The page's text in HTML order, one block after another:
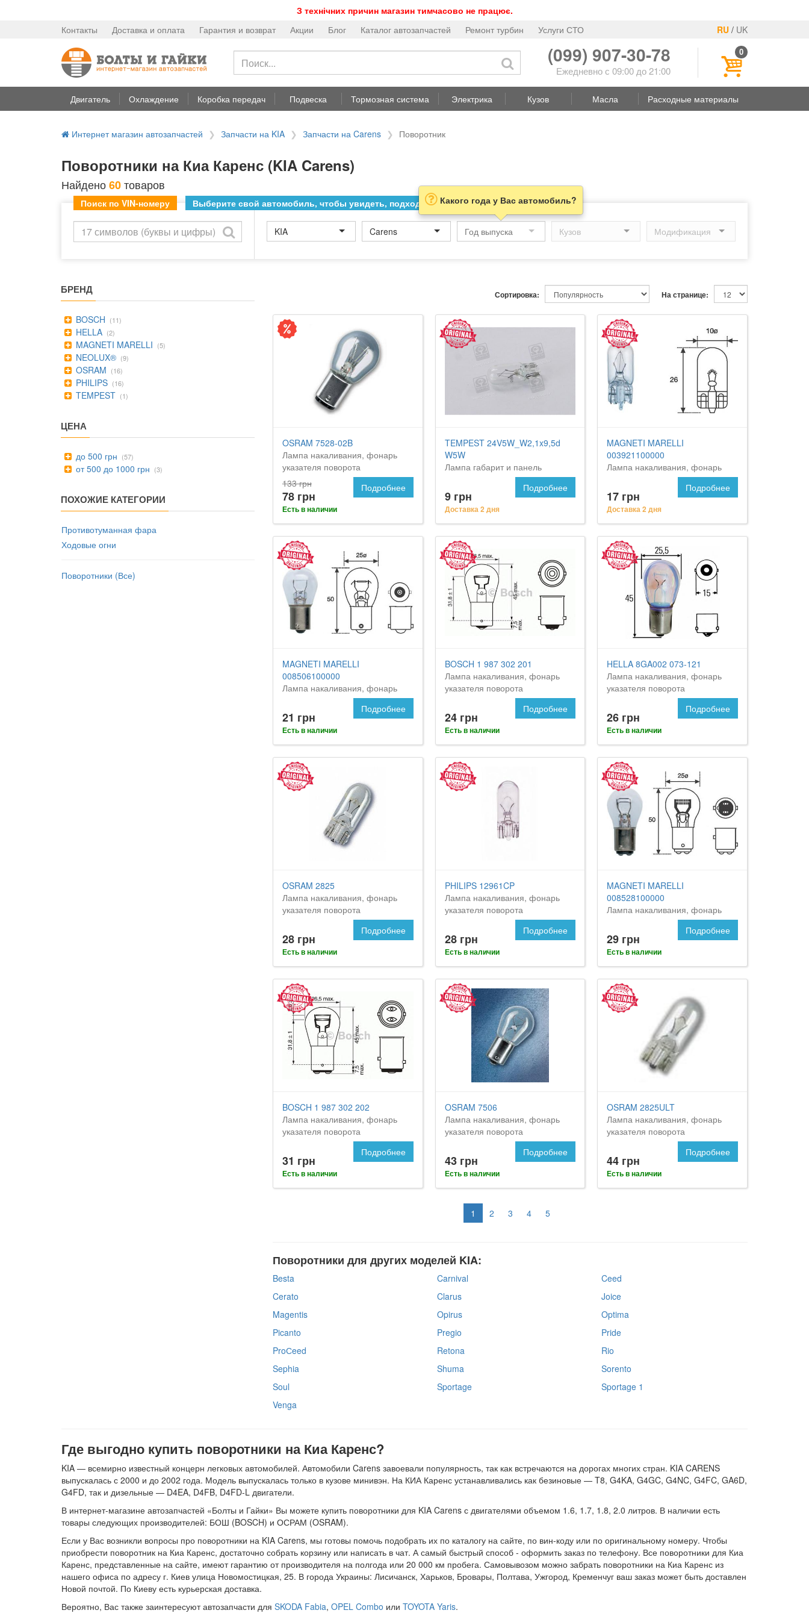
З технічних причин магазин тимчасово не працює.
RU / UK
Контакты Доставка и оплата Гарантия и возврат Акции Блог Каталог автозапчастей Ремонт турбин Услуги СТО
(099) 907-30-78
Ежедневно с 09:00 до 21:00
0
Двигатель Охлаждение Коробка передач Подвеска Тормозная система Электрика Кузов Масла Расходные материалы
Интернет магазин автозапчастей Запчасти на KIA Запчасти на Carens Поворотник
Поворотники на Киа Каренс (KIA Carens)
Найдено60товаров
Поиск по VIN-номеру Выберите свой автомобиль, чтобы увидеть, подходит ли товар к нему
KIA Carens
Какого года у Вас автомобиль?
БРЕНД
BOSCH (11)
HELLA (2)
MAGNETI MARELLI (5)
NEOLUX® (9)
OSRAM (16)
PHILIPS (16)
TEMPEST (1)
ЦЕНА
до 500 грн (57)
от 500 до 1000 грн (3)
ПОХОЖИЕ КАТЕГОРИИ
Противотуманная фара
Ходовые огни
Поворотники (Все)
На странице:
Сортировка:
OSRAM 7528-02B
Лампа накаливания, фонарь
указателя поворота
133 грн
78 грн
Есть в наличии
Подробнее
TEMPEST 24V5W_W2,1x9,5d
W5W
Лампа габарит и панель
приборов w2,1x9,5d w5w 24v 5w
<tempest>
9 грн
Доставка 2 дня
Подробнее
MAGNETI MARELLI
003921100000
Лампа накаливания, фонарь
освещения номерного знака
17 грн
Доставка 2 дня
Подробнее
MAGNETI MARELLI
008506100000
Лампа накаливания, фонарь
указателя поворота
21 грн
Есть в наличии
Подробнее
BOSCH 1 987 302 201
Лампа накаливания, фонарь
указателя поворота
24 грн
Есть в наличии
Подробнее
HELLA 8GA002 073-121
Лампа накаливания, фонарь
указателя поворота
26 грн
Есть в наличии
Подробнее
OSRAM 2825
Лампа накаливания, фонарь
указателя поворота
28 грн
Есть в наличии
Подробнее
PHILIPS 12961CP
Лампа накаливания, фонарь
указателя поворота
28 грн
Есть в наличии
Подробнее
MAGNETI MARELLI
008528100000
Лампа накаливания, фонарь
сигнала торможения
29 грн
Есть в наличии
Подробнее
BOSCH 1 987 302 202
Лампа накаливания, фонарь
указателя поворота
31 грн
Есть в наличии
Подробнее
OSRAM 7506
Лампа накаливания, фонарь
указателя поворота
43 грн
Есть в наличии
Подробнее
OSRAM 2825ULT
Лампа накаливания, фонарь
указателя поворота
44 грн
Есть в наличии
Подробнее
1 2 3 4 5
Поворотники для других моделей KIA:
Besta Carnival
Ceed
Cerato
Clarus
Joice
Magentis
Opirus
Optima
Picanto
Pregio
Pride
ProСeed
Retona
Rio
Sephia
Shuma
Sorento
Soul
Sportage
Sportage 1
Venga
Где выгодно купить поворотники на Киа Каренс?
KIA — всемирно известный концерн легковых автомобилей. Автомобили Carens завоевали популярность, так как встречаются на дорогах многих стран. KIA CARENS
выпускалась с 2000 и до 2002 года. Модель выпускалась только в кузове минивэн. На КИА Каренс устанавливались как безиновые — T8, G4KA, G4GC, G4NC, G4FC, GA6D,
G4FD, так и дизельные — D4EA, D4FB, D4FD-L двигатели.
В интернет-магазине автозапчастей «Болты и Гайки» Вы можете купить поворотники для KIA Carens с двигателями объемом 1.6, 1.7, 1.8, 2.0 литров. В наличии есть
товары следующих производителей: БОШ (BOSCH) и ОСРАМ (OSRAM).
Если у Вас возникли вопросы про поворотники на KIA Carens, мы готовы помочь подобрать их по каталогу на сайте, по вин-коду или по оригинальному номеру. Чтобы
приобрести поворотник на Киа Каренс, достаточно собрать корзину или написать в чат. А самый быстрый способ - оформить заказ по телефону. Все поворотники для Киа
Каренс, представленные на сайте, имеют гарантию от производителя на полгода или 20 000 км пробега. Самовывозом можно забрать поворотники на Киа Каренс из
нашего офиса по адресу г. Киев улица Новомостицкая, 25. В города Украины: Лисичанск, Харьков, Бровары, Полтава, Ужгород, Кременчуг ваш заказ может быть доставлен
Новой почтой. По Киеву есть курьерская доставка.
Вероятно, Вас также заинтересуют автозапчасти для SKODA Fabia, OPEL Combo или TOYOTA Yaris.